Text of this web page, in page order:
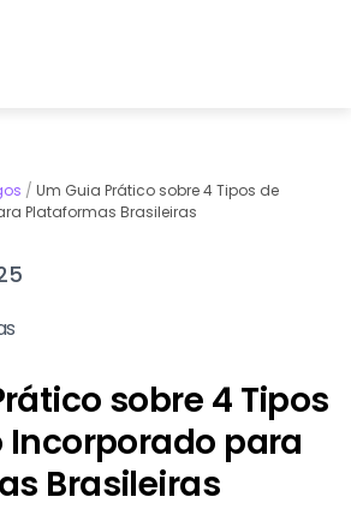
/ Um Guia Prático sobre 4 Tipos de
Plataformas Brasileiras
sobre 4 Tipos
Incorporado para
Brasileiras